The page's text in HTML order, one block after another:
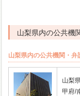
山梨県内の公共機
山梨県内の公共機関・弁
山梨
甲府/